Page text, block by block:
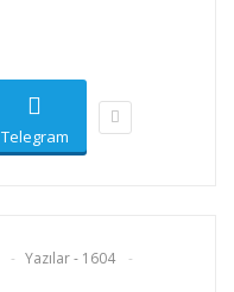
Telegram
Yazılar - 1604